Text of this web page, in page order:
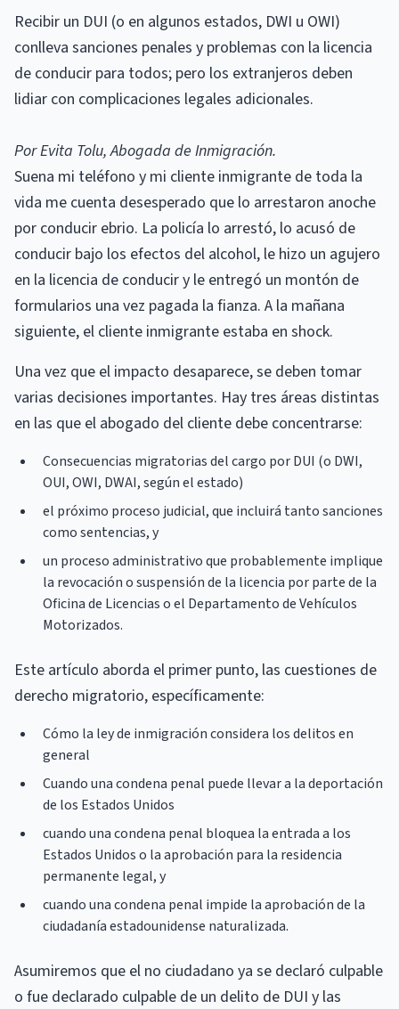
Recibir un DUI (o en algunos estados, DWI u OWI)
conlleva sanciones penales y problemas con la licencia
de conducir para todos; pero los extranjeros deben
lidiar con complicaciones legales adicionales.
Por Evita Tolu, Abogada de Inmigración.
Suena mi teléfono y mi cliente inmigrante de toda la
vida me cuenta desesperado que lo arrestaron anoche
por conducir ebrio. La policía lo arrestó, lo acusó de
conducir bajo los efectos del alcohol, le hizo un agujero
en la licencia de conducir y le entregó un montón de
formularios una vez pagada la fianza. A la mañana
siguiente, el cliente inmigrante estaba en shock.
Una vez que el impacto desaparece, se deben tomar
varias decisiones importantes. Hay tres áreas distintas
en las que el abogado del cliente debe concentrarse:
Consecuencias migratorias del cargo por DUI (o DWI,
OUI, OWI, DWAI, según el estado)
el próximo proceso judicial, que incluirá tanto sanciones
como sentencias, y
un proceso administrativo que probablemente implique
la revocación o suspensión de la licencia por parte de la
Oficina de Licencias o el Departamento de Vehículos
Motorizados.
Este artículo aborda el primer punto, las cuestiones de
derecho migratorio, específicamente:
Cómo la ley de inmigración considera los delitos en
general
Cuando una condena penal puede llevar a la deportación
de los Estados Unidos
cuando una condena penal bloquea la entrada a los
Estados Unidos o la aprobación para la residencia
permanente legal, y
cuando una condena penal impide la aprobación de la
ciudadanía estadounidense naturalizada.
Asumiremos que el no ciudadano ya se declaró culpable
o fue declarado culpable de un delito de DUI y las